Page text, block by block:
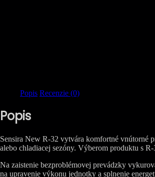
Popis Recenzie (0)
Popis
Sensira New R-32 vytvára komfortné vnútorné
alebo chladiacej sezóny. Výberom produktu s
Na zaistenie bezproblémovej prevádzky
na upravenie výkonu jednotky a splnenie